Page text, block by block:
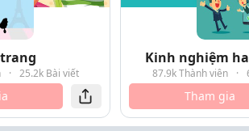
· 25.2k Bài viết
Kinh nghiệm
87.9k Thành viên ·
Tham gia